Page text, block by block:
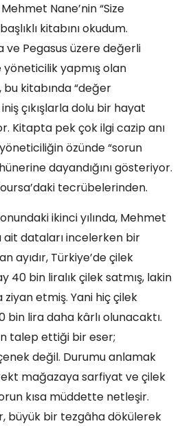
Nane’nin “Size
kitabını okudum.
ve Pegasus üzere değerli
yapmış olan
kitabında “değer
çıkışlarla dolu bir hayat
Kitapta pek çok ilgi cazip anı
özünde “sorun
dayandığını gösteriyor.
tecrübelerinden.
ikinci yılında, Mehmet
ait dataları incelerken bir
ayıdır, Türkiye’de çilek
40 bin liralık çilek satmış, lakin
etmiş. Yani hiç çilek
bin lira daha kârlı olunacaktı.
talep ettiği bir eser;
değil. Durumu anlamak
mağazaya sarfiyat ve çilek
kısa müddette netleşir.
büyük bir tezgâha dökülerek